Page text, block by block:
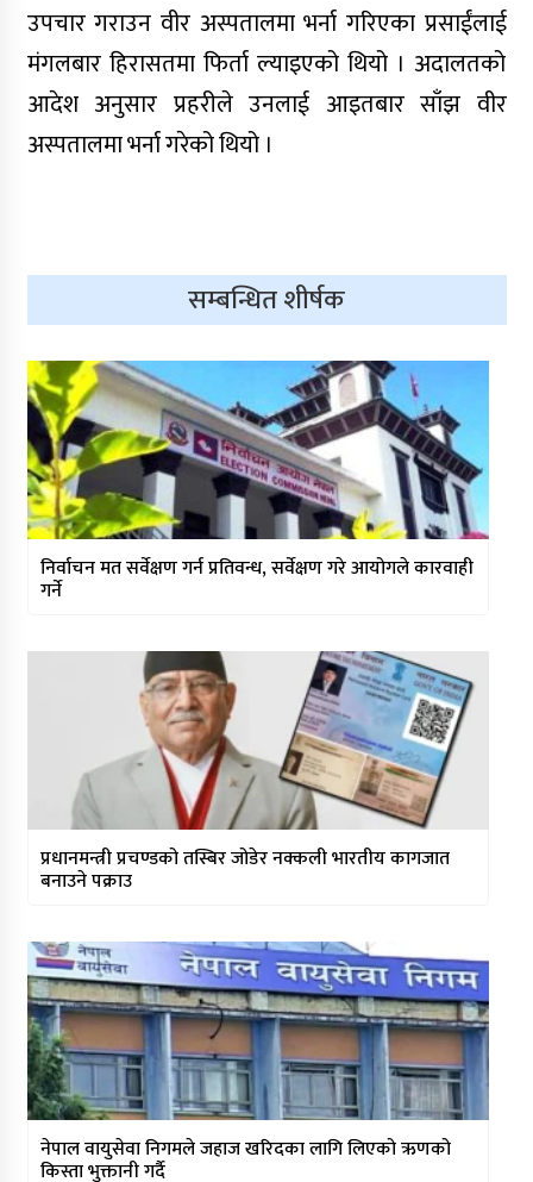
लुम्बिनी प्रदेश सभामा विनियोजन
विधेयकमाथि समूहगत छलफल सम्पन्न,
चार मन्त्रालयको बजेटमाथि सांसदहरूको
बहस
उपाध्यक्षसँग एकल महिला कार्यक्रम : हिमा
गाउँपालिकाद्वारा ४ सयभन्दा बढी
महिलालाई न्यानो कपडा वितरण
उपचार गराउन वीर अस्पतालमा भर्ना गरिएका प्रसाईंलाई
मंगलबार हिरासतमा फिर्ता ल्याइएको थियो । अदालतको
आदेश अनुसार प्रहरीले उनलाई आइतबार साँझ वीर
अस्पतालमा भर्ना गरेको थियो ।
सम्बन्धित शीर्षक
निर्वाचन मत सर्वेक्षण गर्न प्रतिवन्ध, सर्वेक्षण गरे आयोगले कारवाही
गर्ने
प्रधानमन्त्री प्रचण्डको तस्बिर जोडेर नक्कली भारतीय कागजात
बनाउने पक्राउ
नेपाल वायुसेवा निगमले जहाज खरिदका लागि लिएको ऋणको
किस्ता भुक्तानी गर्दै